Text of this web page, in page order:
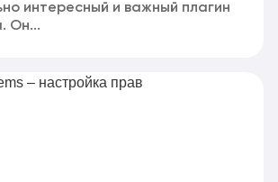
интересный и важный плагин
Он...